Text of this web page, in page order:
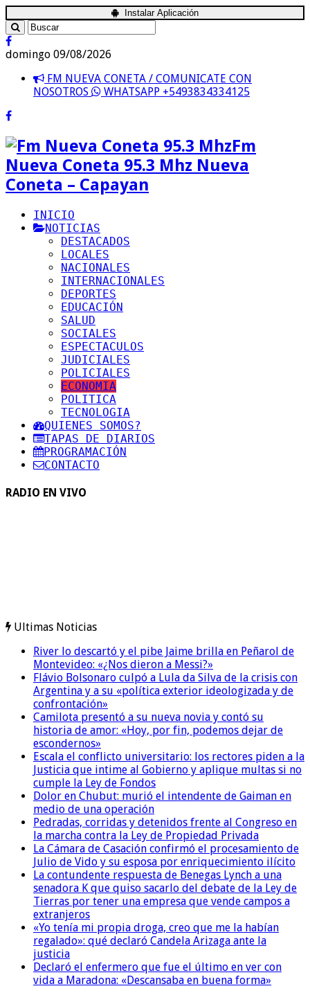
Instalar Aplicación
domingo 09/08/2026
FM NUEVA CONETA / COMUNICATE CON
NOSOTROS
WHATSAPP +5493834334125
Fm
Nueva Coneta 95.3 Mhz Nueva
Coneta – Capayan
INICIO
NOTICIAS
DESTACADOS
LOCALES
NACIONALES
INTERNACIONALES
DEPORTES
EDUCACIÓN
SALUD
SOCIALES
ESPECTACULOS
JUDICIALES
POLICIALES
ECONOMIA
POLITICA
TECNOLOGIA
QUIENES SOMOS?
TAPAS DE DIARIOS
PROGRAMACIÓN
CONTACTO
RADIO EN VIVO
Ultimas Noticias
River lo descartó y el pibe Jaime brilla en Peñarol de
Montevideo: «¿Nos dieron a Messi?»
Flávio Bolsonaro culpó a Lula da Silva de la crisis con
Argentina y a su «política exterior ideologizada y de
confrontación»
Camilota presentó a su nueva novia y contó su
historia de amor: «Hoy, por fin, podemos dejar de
escondernos»
Escala el conflicto universitario: los rectores piden a la
Justicia que intime al Gobierno y aplique multas si no
cumple la Ley de Fondos
Dolor en Chubut: murió el intendente de Gaiman en
medio de una operación
Pedradas, corridas y detenidos frente al Congreso en
la marcha contra la Ley de Propiedad Privada
La Cámara de Casación confirmó el procesamiento de
Julio de Vido y su esposa por enriquecimiento ilícito
La contundente respuesta de Benegas Lynch a una
senadora K que quiso sacarlo del debate de la Ley de
Tierras por tener una empresa que vende campos a
extranjeros
«Yo tenía mi propia droga, creo que me la habían
regalado»: qué declaró Candela Arizaga ante la
justicia
Declaró el enfermero que fue el último en ver con
vida a Maradona: «Descansaba en buena forma»